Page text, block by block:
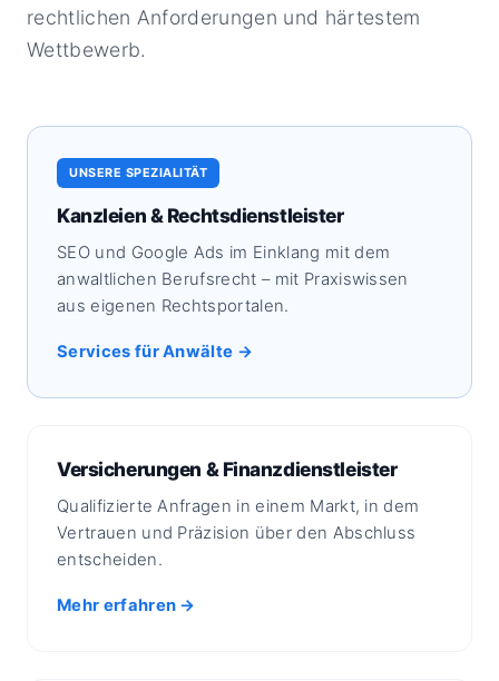
rechtlichen Anforderungen und härtestem
Wettbewerb.
UNSERE SPEZIALITÄT
Kanzleien & Rechtsdienstleister
SEO und Google Ads im Einklang mit dem
anwaltlichen Berufsrecht – mit Praxiswissen
aus eigenen Rechtsportalen.
Services für Anwälte →
Versicherungen & Finanzdienstleister
Qualifizierte Anfragen in einem Markt, in dem
Vertrauen und Präzision über den Abschluss
entscheiden.
Mehr erfahren →